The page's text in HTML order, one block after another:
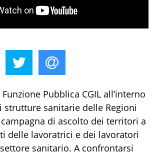
Pubblica CGIL all’interno
strutture sanitarie delle Regioni
di ascolto dei territori a
delle lavoratrici e dei lavoratori
sanitario. A confrontarsi